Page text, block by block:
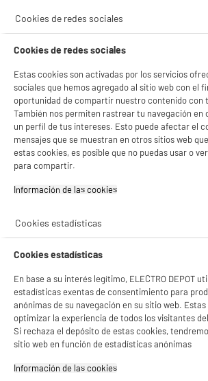
¿Por qué elegir una
bolsa? Ventajas principales
Higiene ideal para personas con
Una de las mayores ventajas de estas aspiradoras es su
higiénico
. Al encapsular la suciedad, evitan la formación
vaciarlas. Esto las convierte en la opción ideal para
retienen eficazmente losácarosy otrosalérgenos
respiratoria.
El volumen de la bolsa
oscila entre 2 y 5 litros. Cuanto mayor sea el volumen de
que cambiar la bolsa de la aspiradora regularmente. Le
compruebe si es fácil encontrar bolsas compatibles
que desea adquirir antes de realizar la compra.
de las mismas, que varía enormemente según su modelo
Bolsas de papel vs. Bolsas
A la hora de comprar, encontrará diferentes tipos de
son más económicas y ecológicas. Sin embargo, las
resistentes, filtran mejor las micropartículas y permiten
Cookies de redes sociales
Cookies de redes sociales
Estas cookies son activadas por los servicios
sociales que hemos agregado al sitio web con el
oportunidad de compartir nuestro contenido con
También nos permiten rastrear tu navegación en
un perfil de tus intereses. Esto puede afectar el
mensajes que se muestran en otros sitios web
estas cookies, es posible que no puedas usar o
para compartir.
Información de las cookies‎
Cookies estadísticas
Cookies estadísticas
En base a su interés legítimo, ELECTRO DEPOT
estadísticas exentas de consentimiento para
anónimas de su navegación en su sitio web.
optimizar la experiencia de todos los visitantes
Si rechaza el depósito de estas cookies,
sitio web en función de estadísticas anónimas
Información de las cookies‎